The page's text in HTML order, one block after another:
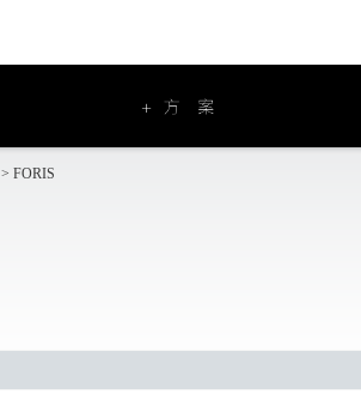
> FORIS